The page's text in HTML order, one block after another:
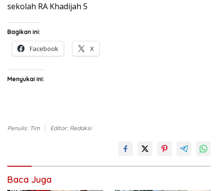
sekolah RA Khadijah 5
Bagikan ini:
Facebook X
Menyukai ini:
Penulis: Tim Editor: Redaksi
Baca Juga